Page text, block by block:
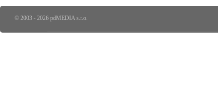
© 2003 - 2026 pdMEDIA s.r.o.